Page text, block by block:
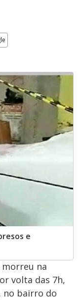
e
morreu na
volta das 7h,
no bairro do